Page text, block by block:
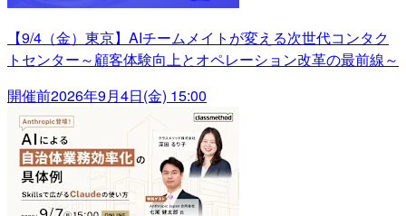
【9/4（金）東京】AIチームメイトが変える次世代コンタク
トセンター～顧客体験向上とオペレーション改革の最前線～
開催前2026年9月4日(金) 15:00